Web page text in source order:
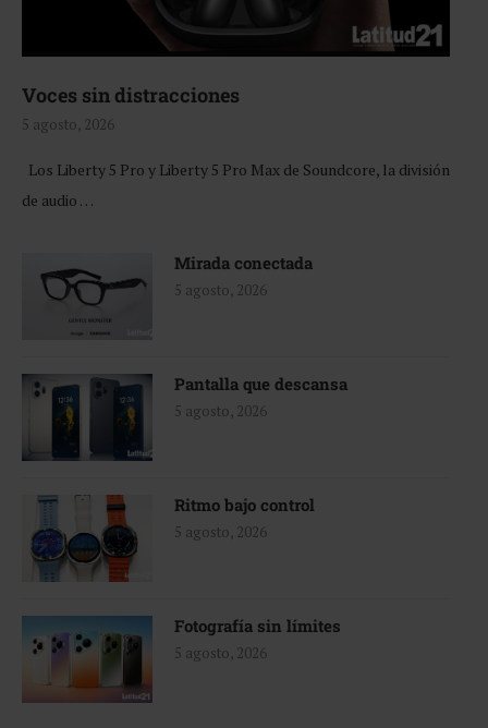
Voces sin distracciones
5 agosto, 2026
Los Liberty 5 Pro y Liberty 5 Pro Max de Soundcore, la división
de audio …
Mirada conectada
5 agosto, 2026
Pantalla que descansa
5 agosto, 2026
Ritmo bajo control
5 agosto, 2026
Fotografía sin límites
5 agosto, 2026